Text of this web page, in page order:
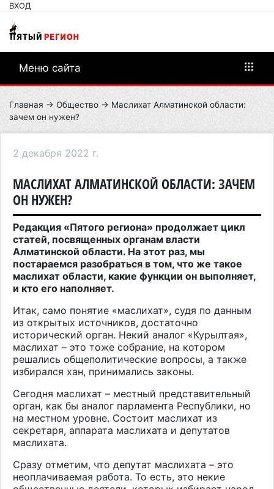
ВХОД
Меню сайта
Главная → Общество → Маслихат Алматинской области:
зачем он нужен?
2 декабря 2022 г.
МАСЛИХАТ АЛМАТИНСКОЙ ОБЛАСТИ: ЗАЧЕМ
ОН НУЖЕН?
Редакция «Пятого региона» продолжает цикл
статей, посвященных органам власти
Алматинской области. На этот раз, мы
постараемся разобраться в том, что же такое
маслихат области, какие функции он выполняет,
и кто его наполняет.
Итак, само понятие «маслихат», судя по данным
из открытых источников, достаточно
исторический орган. Некий аналог «Курылтая»,
маслихат – это тоже собрание, на котором
решались общеполитические вопросы, а также
избирался хан, принимались законы.
Сегодня маслихат – местный представительный
орган, как бы аналог парламента Республики, но
на местном уровне. Состоит маслихат из
секретаря, аппарата маслихата и депутатов
маслихата.
Сразу отметим, что депутат маслихата – это
неоплачиваемая работа. То есть, это некие